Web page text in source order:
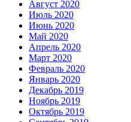
Август 2020
Июль 2020
Июнь 2020
Май 2020
Апрель 2020
Март 2020
Февраль 2020
Январь 2020
Декабрь 2019
Ноябрь 2019
Октябрь 2019